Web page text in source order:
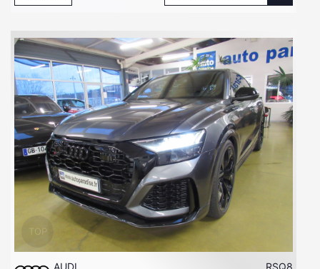
AUDI RSQ8